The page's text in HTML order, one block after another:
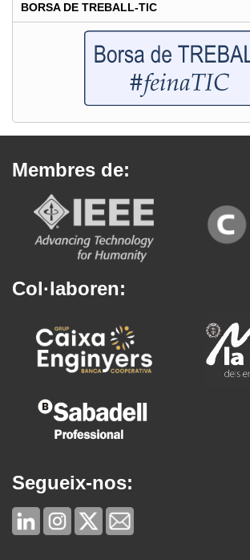
BORSA DE TREBALL-TIC
Membres de:
Col·laboren:
Segueix-nos: